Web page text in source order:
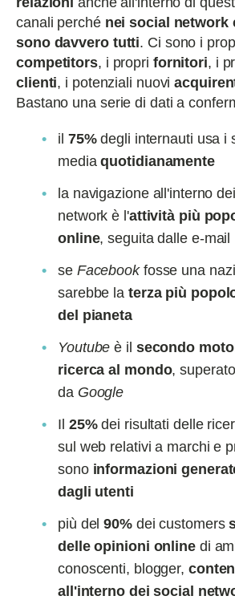
canali perché nei social network
sono davvero tutti. Ci sono i
competitors, i propri fornitori, i
clienti, i potenziali nuovi
Bastano una serie di dati a
il 75%degli internauti usa i
mediaquotidianamente
la navigazione all'interno
network è l'attività più
online, seguita dalle e-mail
se Facebookfosse una
sarebbe la terza più
del pianeta
Youtube è il secondo
ricerca al mondo,
da Google
Il 25%dei risultati delle
sul web relativi a marchi e
sono informazioni
dagli utenti
più del90%dei customers
delle opinioni onlinedi
conoscenti, blogger,
all'interno dei social